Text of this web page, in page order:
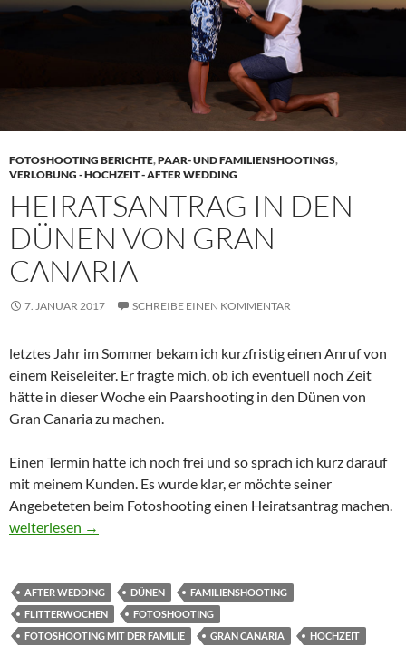
FOTOSHOOTING BERICHTE,PAAR- UND FAMILIENSHOOTINGS,
VERLOBUNG - HOCHZEIT - AFTER WEDDING
HEIRATSANTRAG IN DEN
DÜNEN VON GRAN
CANARIA
7. JANUAR 2017 SCHREIBE EINEN KOMMENTAR
letztes Jahr im Sommer bekam ich kurzfristig einen Anruf von
einem Reiseleiter. Er fragte mich, ob ich eventuell noch Zeit
hätte in dieser Woche ein Paarshooting in den Dünen von
Gran Canaria zu machen.
Einen Termin hatte ich noch frei und so sprach ich kurz darauf
mit meinem Kunden. Es wurde klar, er möchte seiner
Angebeteten beim Fotoshooting einen Heiratsantrag machen.
Heiratsantrag in den Dünen von Gran Canaria
weiterlesen →
AFTER WEDDING DÜNEN
FAMILIENSHOOTING
FLITTERWOCHEN
FOTOSHOOTING
FOTOSHOOTING MIT DER FAMILIE
GRAN CANARIA
HOCHZEIT